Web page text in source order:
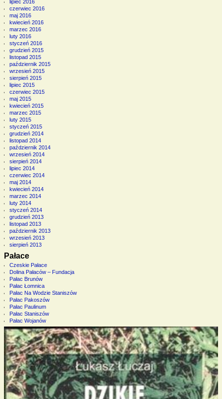
lipiec 2016
czerwiec 2016
maj 2016
kwiecień 2016
marzec 2016
luty 2016
styczeń 2016
grudzień 2015
listopad 2015
październik 2015
wrzesień 2015
sierpień 2015
lipiec 2015
czerwiec 2015
maj 2015
kwiecień 2015
marzec 2015
luty 2015
styczeń 2015
grudzień 2014
listopad 2014
październik 2014
wrzesień 2014
sierpień 2014
lipiec 2014
czerwiec 2014
maj 2014
kwiecień 2014
marzec 2014
luty 2014
styczeń 2014
grudzień 2013
listopad 2013
październik 2013
wrzesień 2013
sierpień 2013
Pałace
Czeskie Pałace
Dolina Pałaców – Fundacja
Pałac Brunów
Pałac Łomnica
Pałac Na Wodzie Staniszów
Pałac Pakoszów
Pałac Paulinum
Pałac Staniszów
Pałac Wojanów